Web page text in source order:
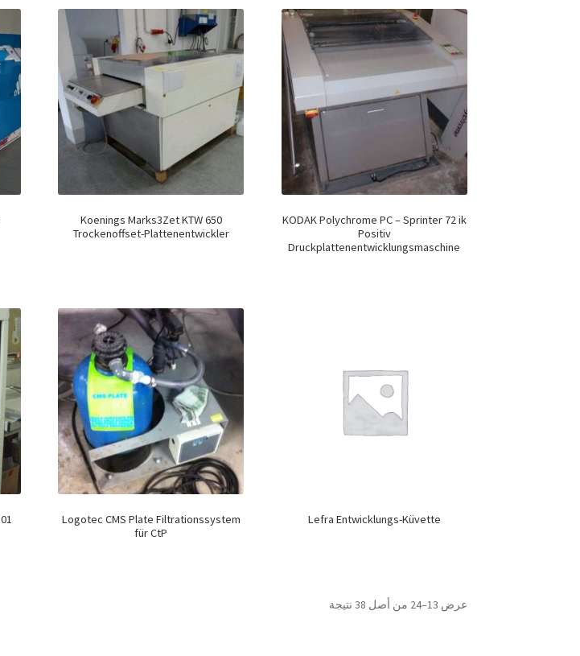
KODAK Polychrome PC – Sprinter 72 ik
Positiv
Druckplattenentwicklungsmaschine
Koenings Marks3Zet KTW 650
Trockenoffset-Plattenentwickler
Lefra Entwicklungs-Küvette
Logotec CMS Plate Filtrationssystem
für CtP
عرض 13–24 من أصل 38 نتيجة